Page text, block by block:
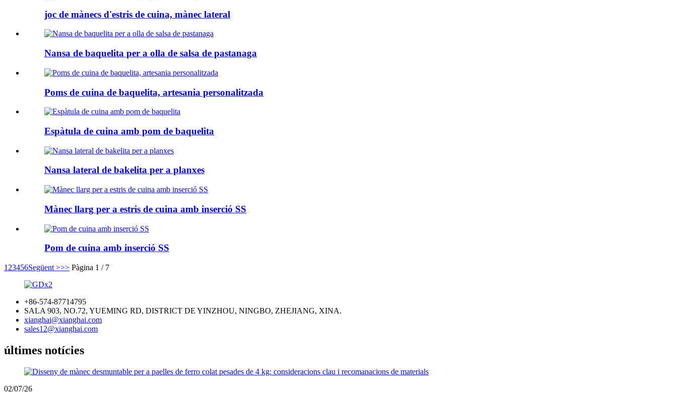
joc de mànecs d'estris de cuina, mànec lateral
Nansa de baquelita per a olla de salsa de pastanaga
Poms de cuina de baquelita, artesania personalitzada
Espàtula de cuina amb pom de baquelita
Nansa lateral de bakelita per a planxes
Mànec llarg per a estris de cuina amb inserció SS
Pom de cuina amb inserció SS
1 23456Següent >>> Pàgina 1 / 7
+86-574-87714795
SALA 903, NO.72, YUEMING RD, DISTRICT DE YINZHOU, NINGBO, ZHEJIANG, XINA.
xianghai@xianghai.com
sales12@xianghai.com
últimes notícies
02/07/26